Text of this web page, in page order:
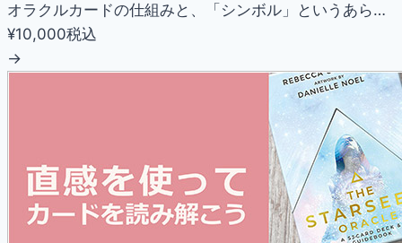
オラクルカードの仕組みと、「シンボル」というあら…
¥10,000税込
→